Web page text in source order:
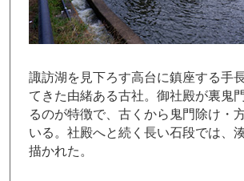
諏訪湖を見下ろす高台に鎮座する手
てきた由緒ある古社。御社殿が裏鬼
るのが特徴で、古くから鬼門除け・
いる。社殿へと続く長い石段では、
描かれた。